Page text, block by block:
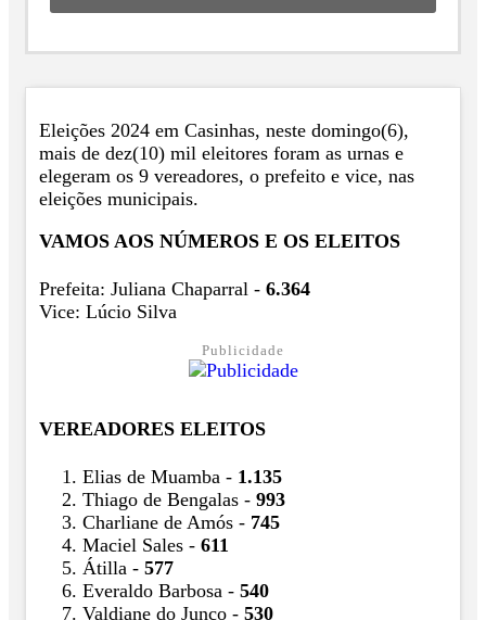
Eleições 2024 em Casinhas, neste domingo(6),
mais de dez(10) mil eleitores foram as urnas e
elegeram os 9 vereadores, o prefeito e vice, nas
eleições municipais.
VAMOS AOS NÚMEROS E OS ELEITOS
Prefeita: Juliana Chaparral - 6.364
Vice: Lúcio Silva
Publicidade
VEREADORES ELEITOS
Elias de Muamba - 1.135
Thiago de Bengalas - 993
Charliane de Amós - 745
Maciel Sales - 611
Átilla - 577
Everaldo Barbosa - 540
Valdiane do Junco - 530